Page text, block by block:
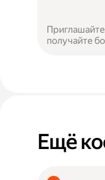
получайте
Ещё